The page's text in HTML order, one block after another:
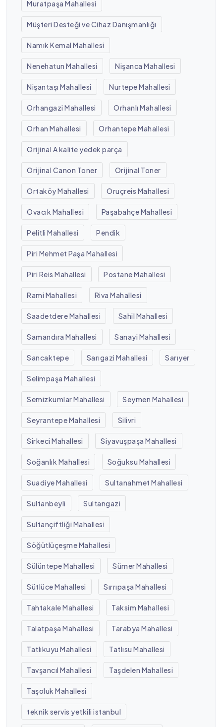
Muratpaşa Mahallesi
Müşteri Desteği ve Cihaz Danışmanlığı
Namık Kemal Mahallesi
Nenehatun Mahallesi Nişanca Mahallesi
Nişantaşı Mahallesi Nurtepe Mahallesi
Orhangazi Mahallesi Orhanlı Mahallesi
Orhan Mahallesi Orhantepe Mahallesi
Orijinal A kalite yedek parça
Orijinal Canon Toner Orijinal Toner
Ortaköy Mahallesi Oruçreis Mahallesi
Ovacık Mahallesi Paşabahçe Mahallesi
Pelitli Mahallesi Pendik
Piri Mehmet Paşa Mahallesi
Piri Reis Mahallesi Postane Mahallesi
Rami Mahallesi Riva Mahallesi
Saadetdere Mahallesi Sahil Mahallesi
Samandıra Mahallesi Sanayi Mahallesi
Sancaktepe Sarıgazi Mahallesi Sarıyer
Selimpaşa Mahallesi
Semizkumlar Mahallesi Seymen Mahallesi
Seyrantepe Mahallesi Silivri
Sirkeci Mahallesi Siyavuşpaşa Mahallesi
Soğanlık Mahallesi Soğuksu Mahallesi
Suadiye Mahallesi Sultanahmet Mahallesi
Sultanbeyli Sultangazi
Sultançiftliği Mahallesi
Söğütlüçeşme Mahallesi
Sülüntepe Mahallesi Sümer Mahallesi
Sütlüce Mahallesi Sırrıpaşa Mahallesi
Tahtakale Mahallesi Taksim Mahallesi
Talatpaşa Mahallesi Tarabya Mahallesi
Tatlıkuyu Mahallesi Tatlısu Mahallesi
Tavşancıl Mahallesi Taşdelen Mahallesi
Taşoluk Mahallesi
teknik servis yetkili istanbul